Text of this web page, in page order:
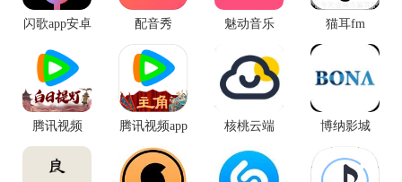
闪歌app安卓
配音秀 魅动音乐 猫耳fm
腾讯视频
腾讯视频app
手机版
核桃云端 博纳影城